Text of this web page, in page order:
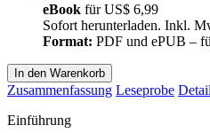
eBook fürUS$ 6,99
Sofort herunterladen. Inkl.
Format: PDF und ePUB –
In den Warenkorb
Zusammenfassung Leseprobe
Einführung